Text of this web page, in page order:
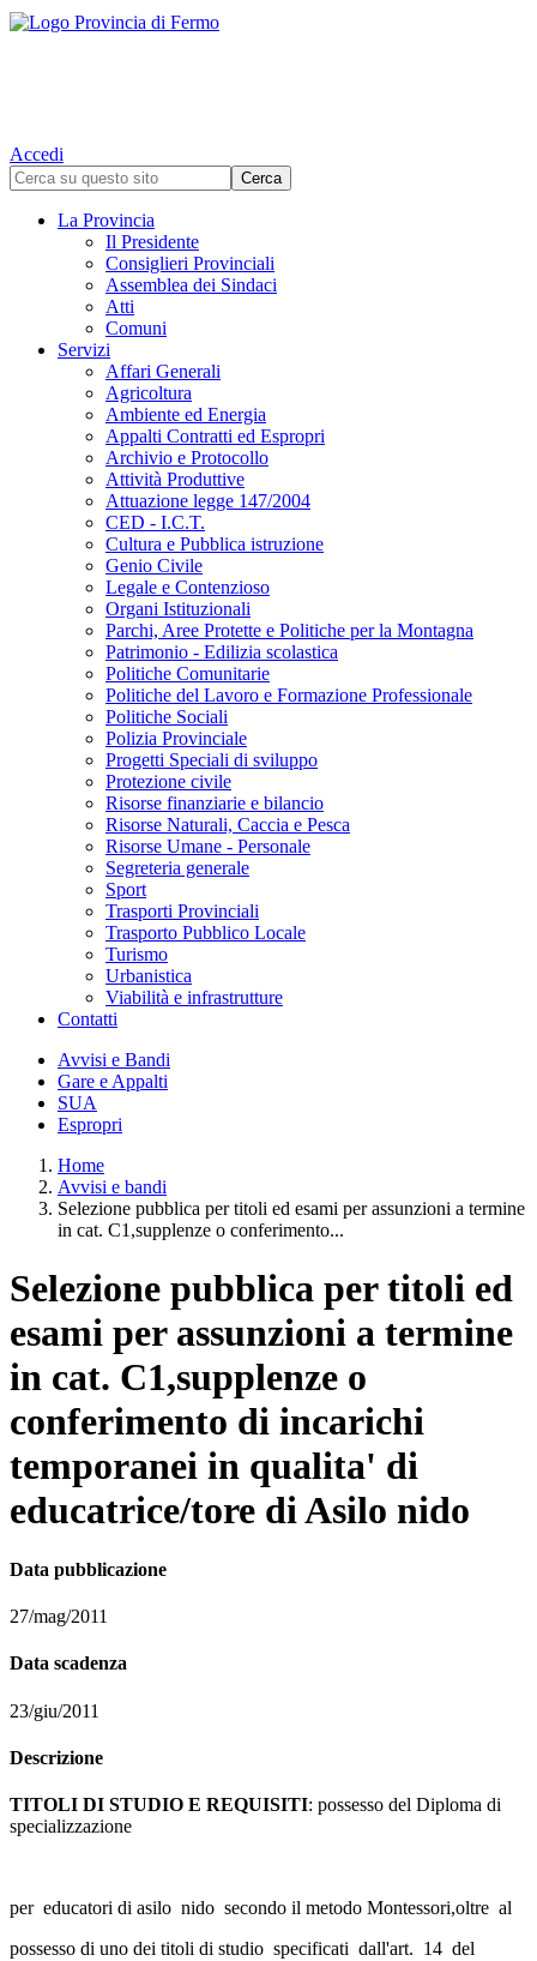
Accedi
La Provincia
Il Presidente
Consiglieri Provinciali
Assemblea dei Sindaci
Atti
Comuni
Servizi
Affari Generali
Agricoltura
Ambiente ed Energia
Appalti Contratti ed Espropri
Archivio e Protocollo
Attività Produttive
Attuazione legge 147/2004
CED - I.C.T.
Cultura e Pubblica istruzione
Genio Civile
Legale e Contenzioso
Organi Istituzionali
Parchi, Aree Protette e Politiche per la Montagna
Patrimonio - Edilizia scolastica
Politiche Comunitarie
Politiche del Lavoro e Formazione Professionale
Politiche Sociali
Polizia Provinciale
Progetti Speciali di sviluppo
Protezione civile
Risorse finanziarie e bilancio
Risorse Naturali, Caccia e Pesca
Risorse Umane - Personale
Segreteria generale
Sport
Trasporti Provinciali
Trasporto Pubblico Locale
Turismo
Urbanistica
Viabilità e infrastrutture
Contatti
Avvisi e Bandi
Gare e Appalti
SUA
Espropri
Home
Avvisi e bandi
Selezione pubblica per titoli ed esami per assunzioni a termine
in cat. C1,supplenze o conferimento...
Selezione pubblica per titoli ed
esami per assunzioni a termine
in cat. C1,supplenze o
conferimento di incarichi
temporanei in qualita' di
educatrice/tore di Asilo nido
Data pubblicazione
27/mag/2011
Data scadenza
23/giu/2011
Descrizione
TITOLI DI STUDIO E REQUISITI: possesso del Diploma di
specializzazione
per educatori di asilo nido secondo il metodo Montessori,oltre al
possesso di uno dei titoli di studio specificati dall'art. 14 del